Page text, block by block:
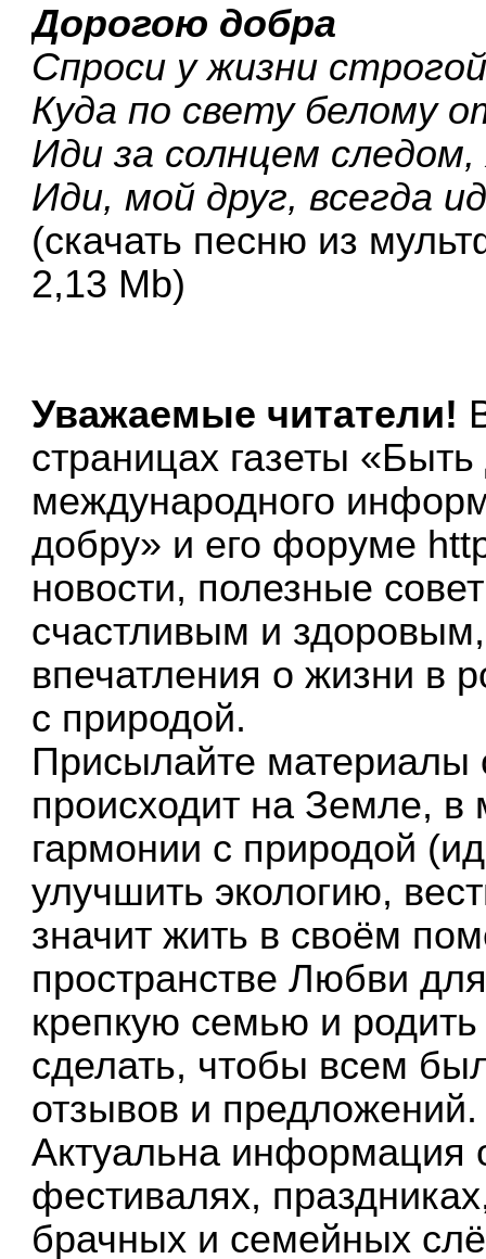
Дорогою добра
Спроси у жизни
Куда по свету белому
Иди за солнцем
Иди, мой друг, всегда
(скачать песню из
2,13 Mb)
Уважаемые читатели!
страницах газеты
международного
добру» и его форуме
новости, полезные
счастливым и
впечатления о жизни в
с природой.
Присылайте материалы
происходит на Земле,
гармонии с природой
улучшить экологию,
значит жить в своём
пространстве Любви
крепкую семью и
сделать, чтобы всем
отзывов и предложений.
Актуальна информация
фестивалях,
брачных и семейных